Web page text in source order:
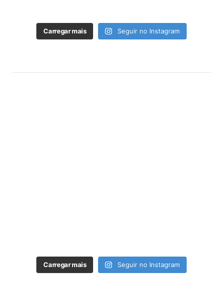
Carregar mais Seguir no Instagram
Carregar mais Seguir no Instagram